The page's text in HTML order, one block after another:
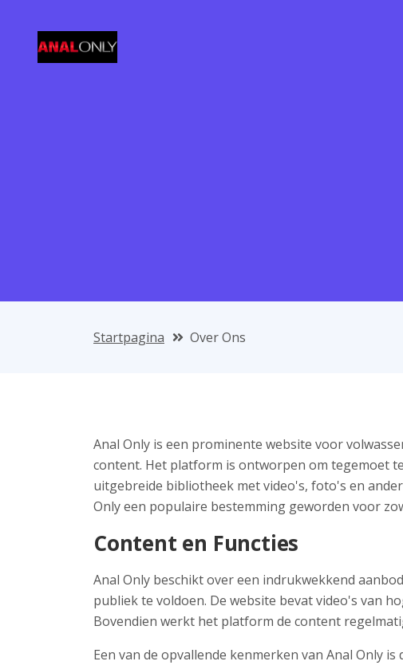
Startpagina Over Ons
Anal Only is een prominente website voor
content. Het platform is ontworpen om tegemoet
uitgebreide bibliotheek met video's, foto's en
Only een populaire bestemming geworden voor
Content en Functies
Anal Only beschikt over een indrukwekkend
publiek te voldoen. De website bevat video's van
Bovendien werkt het platform de content
Een van de opvallende kenmerken van Anal Only